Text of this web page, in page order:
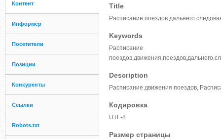
Контент
Информер
Посетители
Позиции
Конкуренты
Ссылки
Robots.txt
Title
Расписание поездов дальнего
Keywords
Расписание
Description
Расписание движения поездов,
Кодировка
UTF-8
Размер страницы